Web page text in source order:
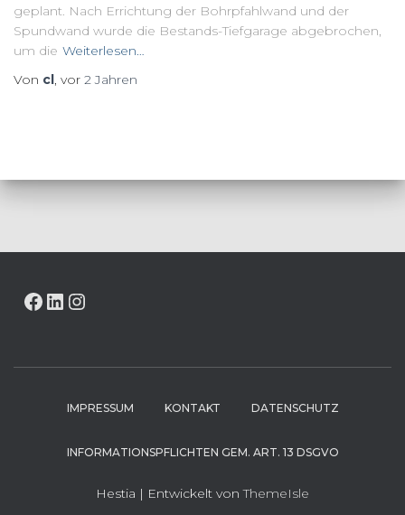
geplant. Nach Errichtung der Bohrpfahlwand und der
Spundwand wurde die Bestands-Tiefgarage abgebrochen,
um die Weiterlesen…
Von cl, vor 2 Jahren
FACEBOOK LINKEDIN
IMPRESSUM KONTAKT DATENSCHUTZ
INFORMATIONSPFLICHTEN GEM. ART. 13 DSGVO
Hestia | Entwickelt vonThemeIsle